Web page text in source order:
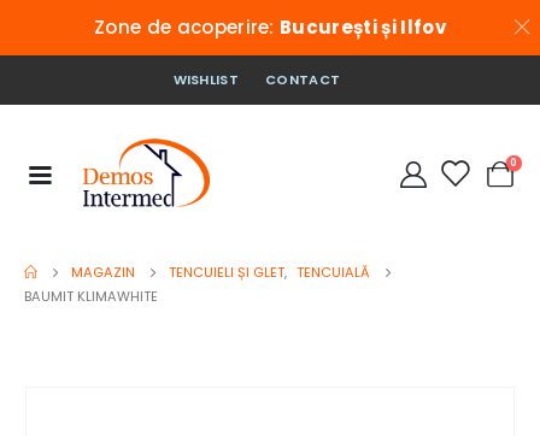
Zone de acoperire: București și Ilfov
WISHLIST CONTACT
0
MAGAZIN TENCUIELI ȘI GLET, TENCUIALĂ
BAUMIT KLIMAWHITE